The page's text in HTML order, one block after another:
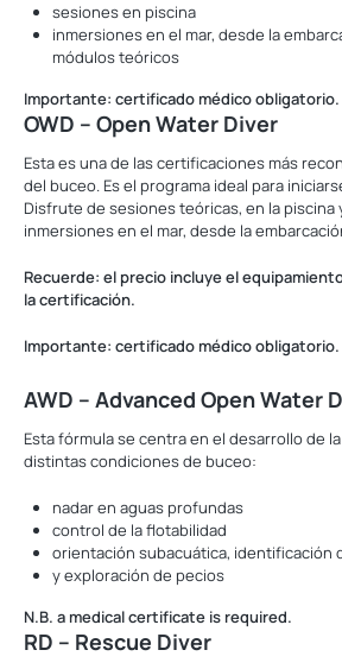
sesiones en piscina
inmersiones en el mar, desde la
módulos teóricos
Importante: certificado médico obligatorio.
OWD – Open Water Diver
Esta es una de las certificaciones más
del buceo. Es el programa ideal para
Disfrute de sesiones teóricas, en la piscina
inmersiones en el mar, desde la
Recuerde: el precio incluye el
la certificación.
Importante: certificado médico obligatorio.
AWD – Advanced Open Water
Esta fórmula se centra en el desarrollo de
distintas condiciones de buceo:
nadar en aguas profundas
control de la flotabilidad
orientación subacuática, identificación
y exploración de pecios
N.B. a medical certificate is required.
RD – Rescue Diver